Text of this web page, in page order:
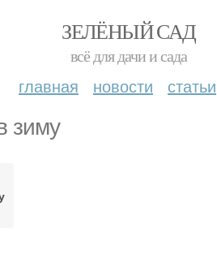
ЗЕЛЁНЫЙ САД
всё для дачи и сада
главная новости статьи
зиму